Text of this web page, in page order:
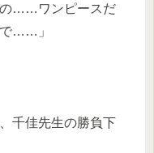
……ワンピースだ
……」
千佳先生の勝負下